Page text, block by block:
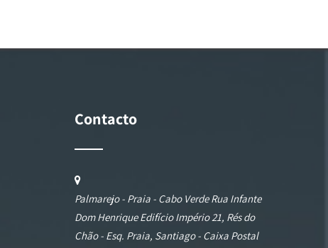
Contacto
Palmarejo - Praia - Cabo Verde Rua Infante
Dom Henrique Edifício Império 21, Rés do
Chão - Esq. Praia, Santiago - Caixa Postal